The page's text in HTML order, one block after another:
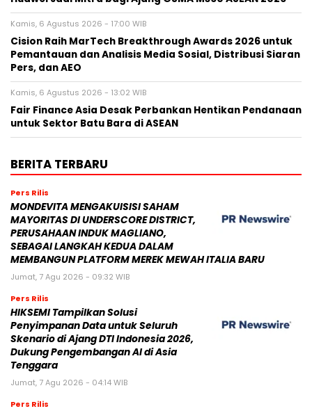
Kamis, 6 Agustus 2026 - 17:00 WIB
Cision Raih MarTech Breakthrough Awards 2026 untuk
Pemantauan dan Analisis Media Sosial, Distribusi Siaran
Pers, dan AEO
Kamis, 6 Agustus 2026 - 13:02 WIB
Fair Finance Asia Desak Perbankan Hentikan Pendanaan
untuk Sektor Batu Bara di ASEAN
BERITA TERBARU
Pers Rilis
MONDEVITA MENGAKUISISI SAHAM
MAYORITAS DI UNDERSCORE DISTRICT,
PERUSAHAAN INDUK MAGLIANO,
SEBAGAI LANGKAH KEDUA DALAM
MEMBANGUN PLATFORM MEREK MEWAH ITALIA BARU
Jumat, 7 Agu 2026 - 09:32 WIB
Pers Rilis
HIKSEMI Tampilkan Solusi
Penyimpanan Data untuk Seluruh
Skenario di Ajang DTI Indonesia 2026,
Dukung Pengembangan AI di Asia
Tenggara
Jumat, 7 Agu 2026 - 04:14 WIB
Pers Rilis